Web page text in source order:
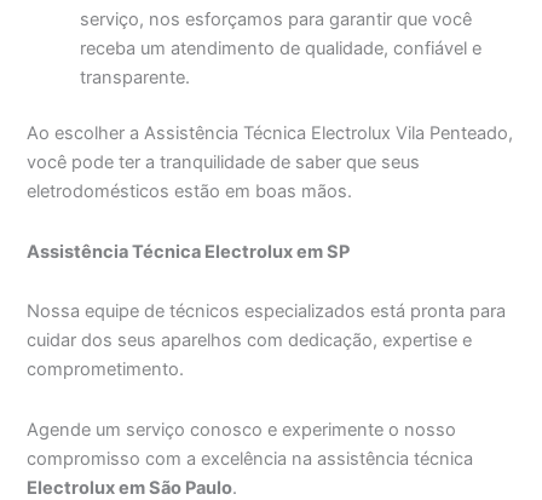
serviço, nos esforçamos para garantir que você
receba um atendimento de qualidade, confiável e
transparente.
Ao escolher a Assistência Técnica Electrolux Vila Penteado,
você pode ter a tranquilidade de saber que seus
eletrodomésticos estão em boas mãos.
Assistência Técnica Electrolux em SP
Nossa equipe de técnicos especializados está pronta para
cuidar dos seus aparelhos com dedicação, expertise e
comprometimento.
Agende um serviço conosco e experimente o nosso
compromisso com a excelência na assistência técnica
Electrolux em São Paulo.